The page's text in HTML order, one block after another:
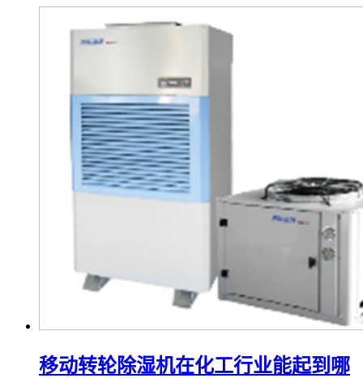
移动转轮除湿机在化工行业能起到哪